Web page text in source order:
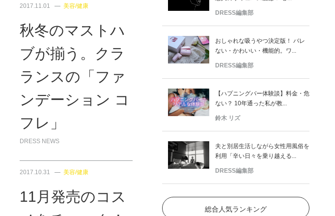
2017.11.01 美容/健康
秋冬のマストハ
ブが揃う。クラ
ランスの「ファ
ンデーション コ
フレ」
DRESS NEWS
2017.10.31 美容/健康
11月発売のコス
DRESS編集部
おしゃれな吸うやつ決定版！ バレ
ない・かわいい・機能的。ワ...
DRESS編集部
【ハプニングバー体験談】料金・危
ない？ 10年通った私が教...
鈴木 リズ
夫と別居生活しながら女性用風俗を
利用「辛い日々を乗り越える...
DRESS編集部
総合人気ランキング